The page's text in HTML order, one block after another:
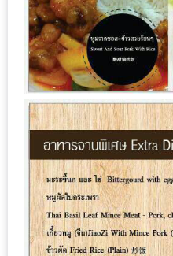
เดย์
อินน์
เชียงใหม่
PANDA
TIME
:
ทำไม
เรา
ไม่
ทำ
อาหาร